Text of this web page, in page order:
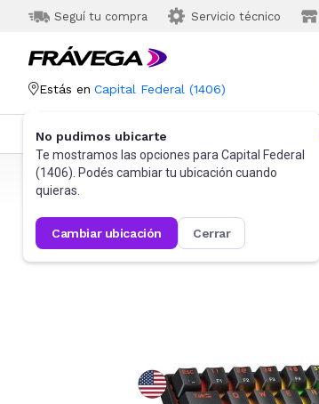
Seguí tu compra Servicio técnico
Estás en Capital Federal (1406)
No pudimos ubicarte
Te mostramos las opciones para Capital Federal
(1406). Podés cambiar tu ubicación cuando
quieras.
cambiar ubicación cerrar
Categorías Más Vendidos
Frávega Informática Gaming PC Teclados